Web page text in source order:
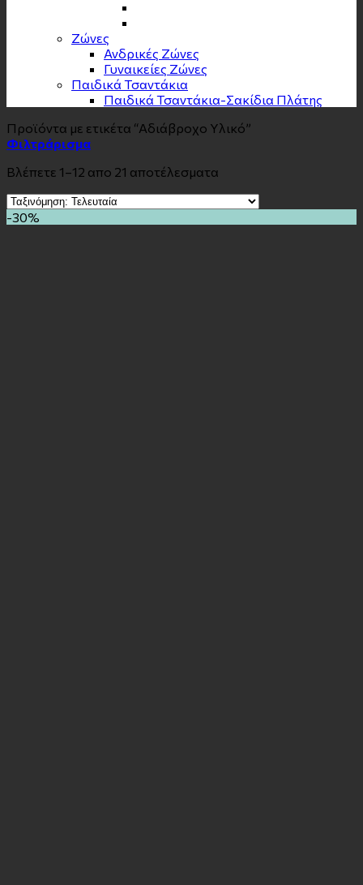
Zώνες
Ανδρικές Ζώνες
Γυναικείες Ζώνες
Παιδικά Τσαντάκια
Παιδικά Τσαντάκια-Σακίδια Πλάτης
Προϊόντα με ετικέτα “Αδιάβροχο Υλικό”
Φιλτράρισμα
Βλέπετε 1–12 απο 21 αποτέλεσματα
-30%